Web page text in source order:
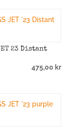
23 Distant
475,00 kr